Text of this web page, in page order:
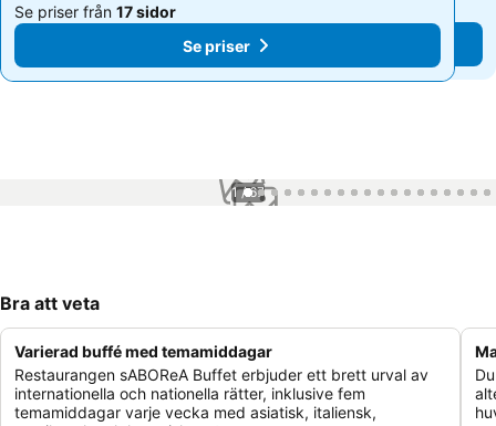
Se priser från 17 sidor
Se priser
Se priser från 17 sidor
Se priser
1 / 67
Bra att veta
Varierad buffé med temamiddagar
Restaurangen sABOReA Buffet erbjuder ett brett urval av
internationella och nationella rätter, inklusive fem
temamiddagar varje vecka med asiatisk, italiensk,